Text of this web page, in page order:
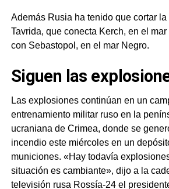
Además Rusia ha tenido que cortar la
Tavrida, que conecta Kerch, en el mar
con Sebastopol, en el mar Negro.
Siguen las
Las explosiones continúan en un
entrenamiento militar ruso en la
ucraniana de Crimea, donde se
incendio este miércoles en un
municiones. «Hay todavía
situación es cambiante», dijo a la
televisión rusa Rossía-24 el